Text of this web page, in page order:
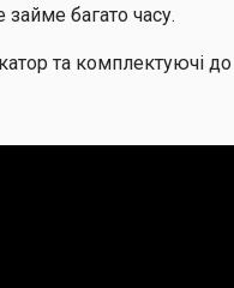
багато часу.
та комплектуючі до